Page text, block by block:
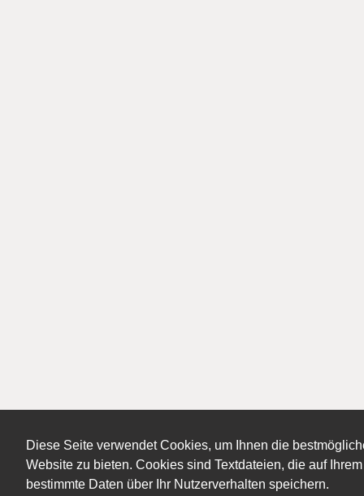
Diese Seite verwendet Cookies, um Ihnen die
Website zu bieten. Cookies sind Textdateien, die auf
bestimmte Daten über Ihr Nutzerverhalten speichern.